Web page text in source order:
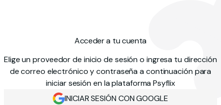
Acceder a tu cuenta
Elige un proveedor de inicio de sesión o ingresa tu dirección
de correo electrónico y contraseña a continuación para
iniciar sesión en la plataforma Psyflix
INICIAR SESIÓN CON GOOGLE